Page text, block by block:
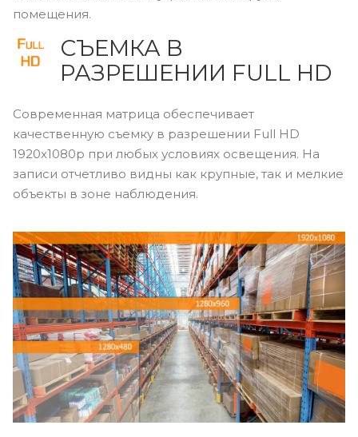
помещения.
СЪЕМКА В
РАЗРЕШЕНИИ FULL HD
Современная матрица обеспечивает
качественную съемку в разрешении Full HD
1920x1080p при любых условиях освещения. На
записи отчетливо видны как крупные, так и мелкие
объекты в зоне наблюдения.